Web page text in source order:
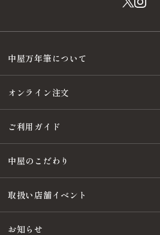
中屋万年筆について
オンライン注文
ご利用ガイド
中屋のこだわり
取扱い店舗イベント
お知らせ